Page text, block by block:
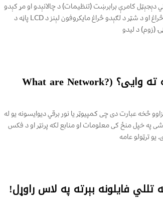
کامرې برابرښت (تنظيمات) د چالانېدو او مړ کېدو
تڼۍ د شټر تڼۍ فلش د وخت څراغ او د شټر د لګېدو څراغ مايکروفون لېنز د LCD پاڼه د
شبکوی وسایل څه ته وایی؟ (?What are Network
څخه عبارت دی چی کمپیوټر یا نور برقي دیوایسونه یو له
په خپل منځ کی معلومات او منابع لکه پرنټر او د فکس
ترټولو عامه
تللي فايلونه بېرته په لاس راوړل!